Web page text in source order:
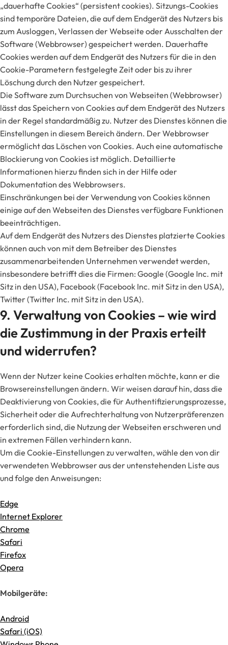
„dauerhafte Cookies“ (persistent cookies). Sitzungs-Cookies
sind temporäre Dateien, die auf dem Endgerät des Nutzers bis
zum Ausloggen, Verlassen der Webseite oder Ausschalten der
Software (Webbrowser) gespeichert werden. Dauerhafte
Cookies werden auf dem Endgerät des Nutzers für die in den
Cookie-Parametern festgelegte Zeit oder bis zu ihrer
Löschung durch den Nutzer gespeichert.
Die Software zum Durchsuchen von Webseiten (Webbrowser)
lässt das Speichern von Cookies auf dem Endgerät des Nutzers
in der Regel standardmäßig zu. Nutzer des Dienstes können die
Einstellungen in diesem Bereich ändern. Der Webbrowser
ermöglicht das Löschen von Cookies. Auch eine automatische
Blockierung von Cookies ist möglich. Detaillierte
Informationen hierzu finden sich in der Hilfe oder
Dokumentation des Webbrowsers.
Einschränkungen bei der Verwendung von Cookies können
einige auf den Webseiten des Dienstes verfügbare Funktionen
beeinträchtigen.
Auf dem Endgerät des Nutzers des Dienstes platzierte Cookies
können auch von mit dem Betreiber des Dienstes
zusammenarbeitenden Unternehmen verwendet werden,
insbesondere betrifft dies die Firmen: Google (Google Inc. mit
Sitz in den USA), Facebook (Facebook Inc. mit Sitz in den USA),
Twitter (Twitter Inc. mit Sitz in den USA).
9. Verwaltung von Cookies – wie wird
die Zustimmung in der Praxis erteilt
und widerrufen?
Wenn der Nutzer keine Cookies erhalten möchte, kann er die
Browsereinstellungen ändern. Wir weisen darauf hin, dass die
Deaktivierung von Cookies, die für Authentifizierungsprozesse,
Sicherheit oder die Aufrechterhaltung von Nutzerpräferenzen
erforderlich sind, die Nutzung der Webseiten erschweren und
in extremen Fällen verhindern kann.
Um die Cookie-Einstellungen zu verwalten, wähle den von dir
verwendeten Webbrowser aus der untenstehenden Liste aus
und folge den Anweisungen:
Edge
Internet Explorer
Chrome
Safari
Firefox
Opera
Mobilgeräte:
Android
Safari (iOS)